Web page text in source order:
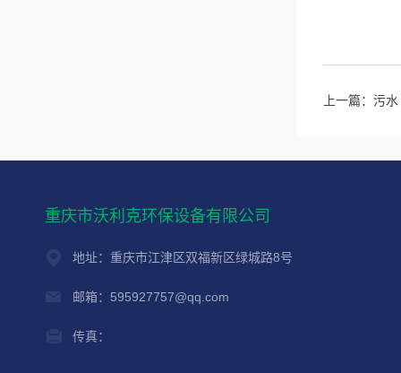
上一篇： 污水
重庆市沃利克环保设备有限公司
地址：重庆市江津区双福新区绿城路8号
邮箱：595927757@qq.com
传真：